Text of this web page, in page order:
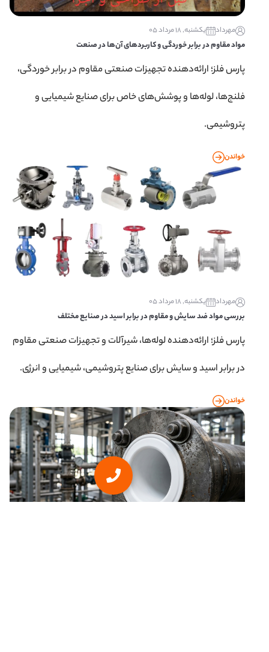
مهرداد یکشنبه, 18 مرداد 05
مواد مقاوم در برابر خوردگی و کاربردهای آن‌ها در صنعت
پارس فلز؛ ارائه‌دهنده تجهیزات صنعتی مقاوم در برابر خوردگی،
فلنج‌ها، لوله‌ها و پوشش‌های خاص برای صنایع شیمیایی و
پتروشیمی.
خواندن
مهرداد یکشنبه, 18 مرداد 05
بررسی مواد ضد سایش و مقاوم در برابر اسید در صنایع مختلف
پارس فلز؛ ارائه‌دهنده لوله‌ها، شیرآلات و تجهیزات صنعتی مقاوم
در برابر اسید و سایش برای صنایع پتروشیمی، شیمیایی و انرژی.
خواندن